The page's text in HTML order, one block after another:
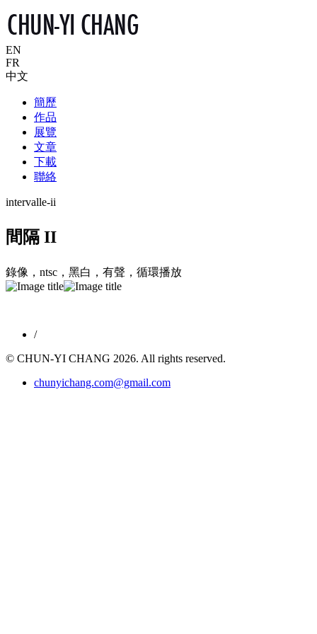
EN
FR
中文
簡歷
作品
展覽
文章
下載
聯絡
intervalle-ii
間隔 II
錄像，ntsc，黑白，有聲，循環播放
/
© CHUN-YI CHANG 2026. All rights reserved.
chunyichang.com@gmail.com